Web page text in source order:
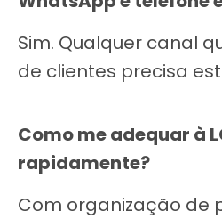
Sim. Qualquer canal
de clientes precisa
Como me adequar à
rapidamente?
Com organização de